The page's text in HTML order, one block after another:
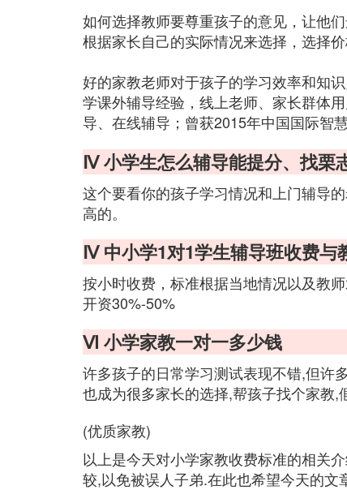
如何选择教师要尊重孩子的意见，让他
根据家长自己的实际情况来选择，选择
好的家教老师对于孩子的学习效率和知
学课外辅导经验，线上老师、家长群体
导、在线辅导；曾获2015年中国国际智
Ⅳ 小学生怎么辅导能提分、找栗
这个要看你的孩子学习情况和上门辅导
高的。
Ⅳ 中小学1对1学生辅导班收费与
按小时收费，标准根据当地情况以及教
开资30%-50%
Ⅵ 小学家教一对一多少钱
许多孩子的日常学习测试表现不错,但许
也成为很多家长的选择,帮孩子找个家教
(优质家教)
以上是今天对小学家教收费标准的相关
较,以免被误人子弟.在此也希望今天的文